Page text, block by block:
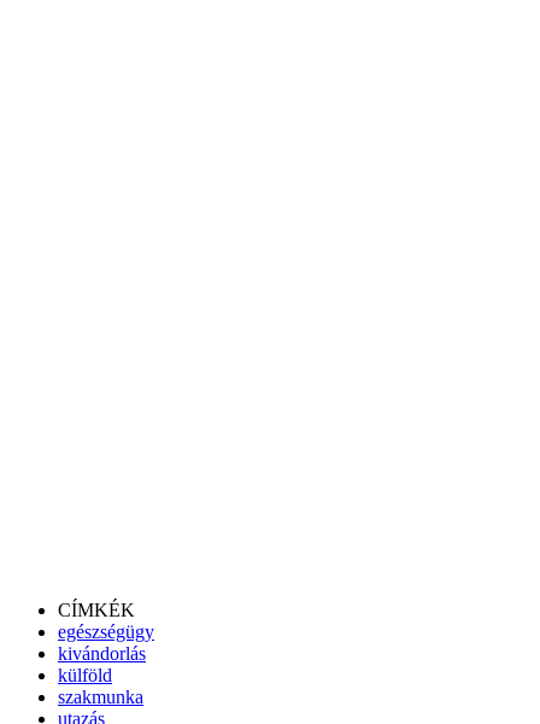
CÍMKÉK
egészségügy
kivándorlás
külföld
szakmunka
utazás